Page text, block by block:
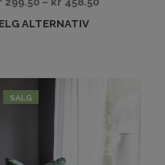
ALTERNATIV
SALG